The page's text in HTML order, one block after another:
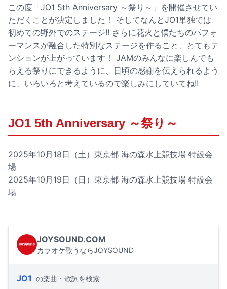
この度「JO1 5th Anniversary ～祭り～」を開催させてい
ただくことが決定しました！ そしてなんとJO1単独では
初めての野外でのステージ!! さらに花火と僕たちのパフォ
ーマンスが融合した特別なステージを作ること、とてもテ
ンションが上がっています！ JAMのみんなに楽しんでも
らえる祭りにできるように、日頃の感謝を伝えられるよう
に、いろいろと考えているので楽しみにしていてね!!
JO1 5th Anniversary ～祭り～
2025年10月18日（土）東京都 海の森水上競技場 特設会
場
2025年10月19日（日）東京都 海の森水上競技場 特設会
場
JOYSOUND.COM
カラオケ歌うならJOYSOUND
JO1 の楽曲・歌詞を検索